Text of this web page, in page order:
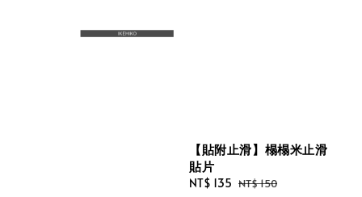
【貼附止滑】榻榻米止滑
貼片
Sale
NT$ 135 Regular
NT$ 150